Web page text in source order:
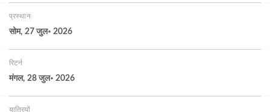
प्रस्थान
सोम, 27 जुल॰ 2026
रिटर्न
मंगल, 28 जुल॰ 2026
यात्रियों